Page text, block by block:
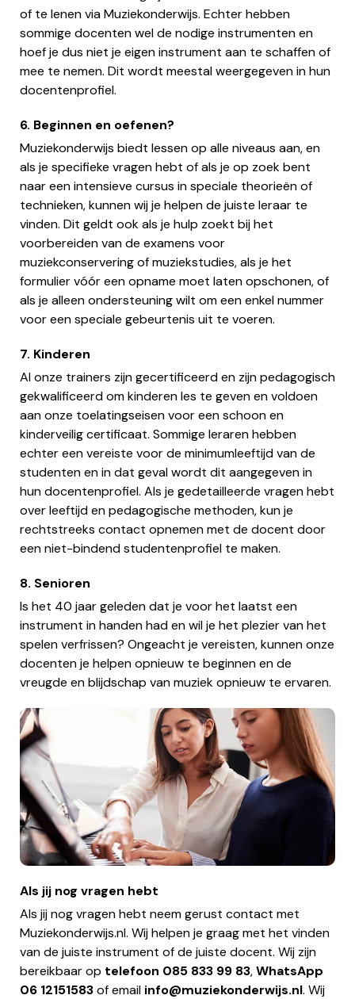
of te lenen via Muziekonderwijs. Echter hebben
sommige docenten wel de nodige instrumenten en
hoef je dus niet je eigen instrument aan te schaffen of
mee te nemen. Dit wordt meestal weergegeven in hun
docentenprofiel.
6. Beginnen en oefenen?
Muziekonderwijs biedt lessen op alle niveaus aan, en
als je specifieke vragen hebt of als je op zoek bent
naar een intensieve cursus in speciale theorieën of
technieken, kunnen wij je helpen de juiste leraar te
vinden. Dit geldt ook als je hulp zoekt bij het
voorbereiden van de examens voor
muziekconservering of muziekstudies, als je het
formulier vóór een opname moet laten opschonen, of
als je alleen ondersteuning wilt om een enkel nummer
voor een speciale gebeurtenis uit te voeren.
7. Kinderen
Al onze trainers zijn gecertificeerd en zijn pedagogisch
gekwalificeerd om kinderen les te geven en voldoen
aan onze toelatingseisen voor een schoon en
kinderveilig certificaat. Sommige leraren hebben
echter een vereiste voor de minimumleeftijd van de
studenten en in dat geval wordt dit aangegeven in
hun docentenprofiel. Als je gedetailleerde vragen hebt
over leeftijd en pedagogische methoden, kun je
rechtstreeks contact opnemen met de docent door
een niet-bindend studentenprofiel te maken.
8. Senioren
Is het 40 jaar geleden dat je voor het laatst een
instrument in handen had en wil je het plezier van het
spelen verfrissen? Ongeacht je vereisten, kunnen onze
docenten je helpen opnieuw te beginnen en de
vreugde en blijdschap van muziek opnieuw te ervaren.
Als jij nog vragen hebt
Als jij nog vragen hebt neem gerust contact met
Muziekonderwijs.nl. Wij helpen je graag met het vinden
van de juiste instrument of de juiste docent. Wij zijn
bereikbaar op telefoon 085 833 99 83,WhatsApp
06 12151583of email info@muziekonderwijs.nl. Wij